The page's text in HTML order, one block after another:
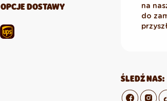
OPCJE DOSTAWY
na
do
ŚLEDŹ NAS: